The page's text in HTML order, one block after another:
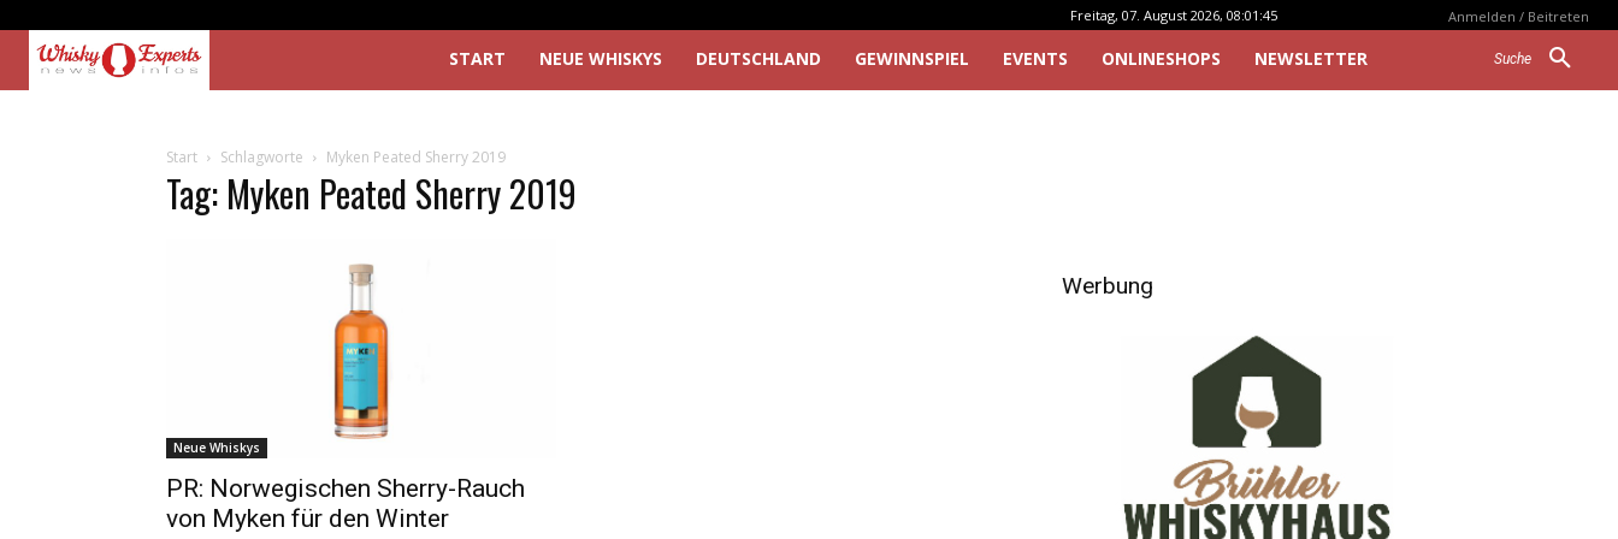
Freitag, 07. August 2026, 08:01:45 Anmelden / Beitreten
Suche
START NEUE WHISKYS DEUTSCHLAND GEWINNSPIEL EVENTS ONLINESHOPS NEWSLETTER
Start Schlagworte Myken Peated Sherry 2019
Tag: Myken Peated Sherry 2019
Neue Whiskys
PR: Norwegischen Sherry-Rauch
von Myken für den Winter
Werbung